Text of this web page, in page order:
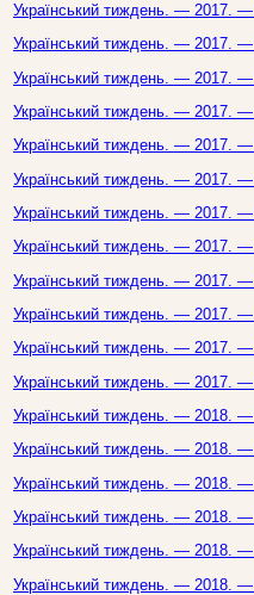
Український тиждень. — 2017.
Український тиждень. — 2017.
Український тиждень. — 2017.
Український тиждень. — 2017.
Український тиждень. — 2017.
Український тиждень. — 2017.
Український тиждень. — 2017.
Український тиждень. — 2017.
Український тиждень. — 2017.
Український тиждень. — 2017.
Український тиждень. — 2017.
Український тиждень. — 2017.
Український тиждень. — 2018.
Український тиждень. — 2018.
Український тиждень. — 2018.
Український тиждень. — 2018.
Український тиждень. — 2018.
Український тиждень. — 2018.